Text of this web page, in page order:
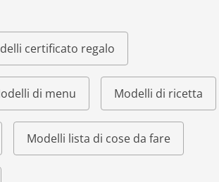
certificato regalo
di menu Modelli di ricetta
Modelli lista di cose da fare